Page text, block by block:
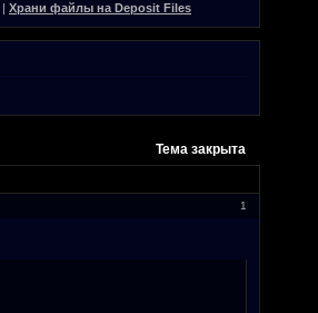
Храни файлы на Deposit Files
Тема закрыта
1